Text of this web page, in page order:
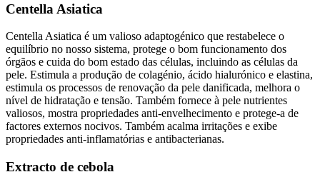
Centella Asiatica
Centella Asiatica é um valioso adaptogénico que restabelece o
equilíbrio no nosso sistema, protege o bom funcionamento dos
órgãos e cuida do bom estado das células, incluindo as células da
pele. Estimula a produção de colagénio, ácido hialurónico e elastina,
estimula os processos de renovação da pele danificada, melhora o
nível de hidratação e tensão. Também fornece à pele nutrientes
valiosos, mostra propriedades anti-envelhecimento e protege-a de
factores externos nocivos. Também acalma irritações e exibe
propriedades anti-inflamatórias e antibacterianas.
Extracto de cebola